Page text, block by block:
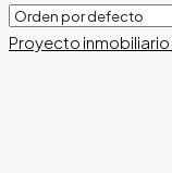
Proyecto inmobiliario